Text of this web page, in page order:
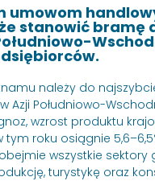
umowom
stanowić bramę
należy do
Azji Południowo-
wzrost produktu
tym roku osiągnie
wszystkie sektory
turystykę oraz